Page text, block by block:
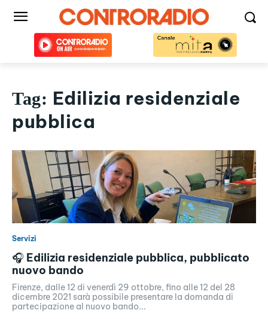
Tag: Edilizia residenziale
pubblica
Servizi
🎧 Edilizia residenziale pubblica, pubblicato
nuovo bando
Firenze, dalle 12 di venerdì 29 ottobre, fino alle 12 del 28
dicembre 2021 sarà possibile presentare la domanda di
partecipazione al nuovo bando...